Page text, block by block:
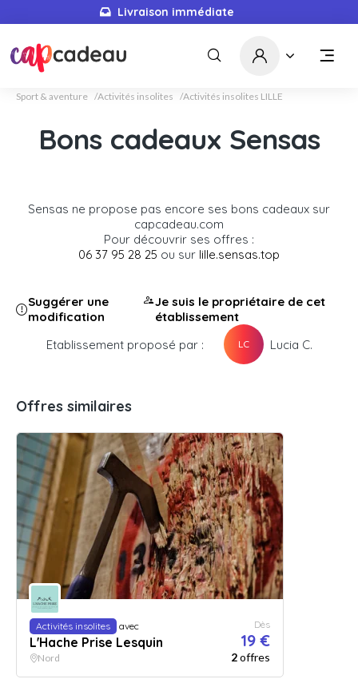
Livraison immédiate
Sport & aventure Activités insolites Activités insolites LILLE
Bons cadeaux Sensas
Sensas ne propose pas encore ses bons cadeaux sur
capcadeau.com
Pour découvrir ses offres :
06 37 95 28 25 ou sur lille.sensas.top
Suggérer une
modification
Je suis le propriétaire de cet
établissement
Etablissement proposé par :
LC Lucia C.
Offres similaires
Activités insolites avec
L'Hache Prise Lesquin
Dès
19 €
Nord 2offres